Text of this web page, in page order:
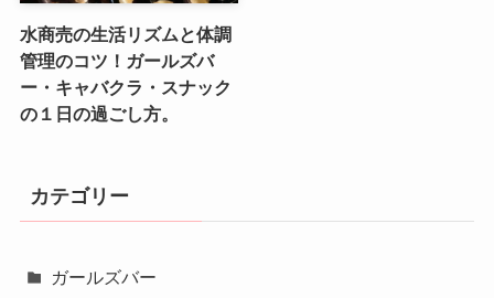
水商売の生活リズムと体調
管理のコツ！ガールズバ
ー・キャバクラ・スナック
の１日の過ごし方。
カテゴリー
ガールズバー